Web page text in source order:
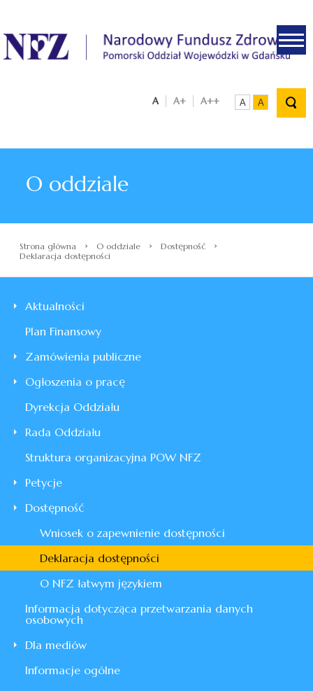
.
A A+ A++ A A
O oddziale
Strona główna › O oddziale › Dostępność ›
Deklaracja dostępności
Aktualności
Plan Finansowy
Zamówienia publiczne
Ogłoszenia o pracę
Dyrekcja Oddziału
Rada Oddziału
Struktura organizacyjna POW NFZ
Petycje
Dostępność
Wniosek o zapewnienie dostępności
Deklaracja dostępności
O NFZ łatwym językiem
Informacja dotycząca przetwarzania danych
osobowych
Dla mediów
Informacje ogólne